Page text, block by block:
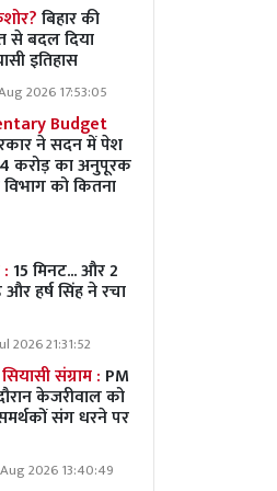
बिहार की
से बदल दिया
इतिहास
2026 17:53:05
Budget
ने सदन में पेश
करोड़ का अनुपूरक
को कितना
15 मिनट... और 2
और हर्ष सिंह ने रचा
2026 21:31:52
संग्राम : PM
केजरीवाल को
संग धरने पर
2026 13:40:49